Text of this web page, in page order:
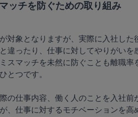
ッチを防ぐための取り組み
対象となりますが、実際に入社した
違ったり、仕事に対してやりがいを
スマッチを未然に防ぐことも離職率
とつです。
の仕事内容、働く人のことを入社前
、仕事に対するモチベーションを高